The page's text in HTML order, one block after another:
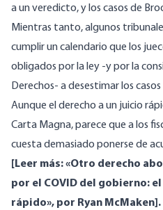
a un veredicto, y los casos de
Mientras tanto, algunos
cumplir un calendario que los
obligados por la ley -y por la
Derechos- adesestimar los
Aunque el derecho a un juicio
Carta Magna, parece que a los
cuesta demasiado ponerse de
[Leer más: «Otro derecho
por el COVID del gobierno:
rápido», por Ryan McMaken].